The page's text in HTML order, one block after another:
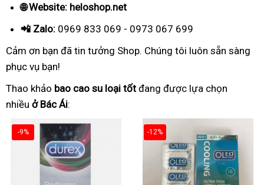
🌐 Website: heloshop.net
📲 Zalo: 0969 833 069 - 0973 067 699
Cảm ơn bạn đã tin tưởng Shop. Chúng tôi luôn sẵn sàng
phục vụ bạn!
Thao khảo bao cao su loại tốt đang được lựa chọn
nhiều ở Bác Ái:
-9% -12%